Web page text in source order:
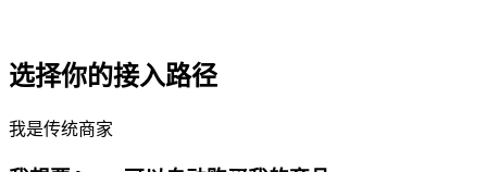
选择你的接入路径
我是传统商家